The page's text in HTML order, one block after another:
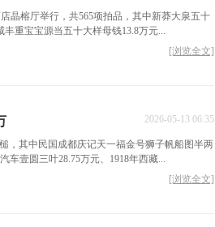
晶榕厅举行，共565项拍品，其中新莽大泉五十
重宝宝源当五十大样母钱13.8万元...
[浏览全文]
2026-05-13 06:35
，其中民国成都庆记天一福金号狮子帆船图半两
车壹圆三叶28.75万元、1918年西藏...
[浏览全文]